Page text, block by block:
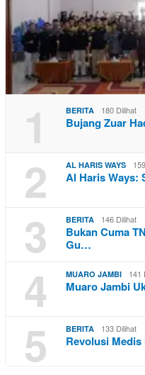
1 BERITA 180 Dilihat
Bujang Zuar
2 AL HARIS WAYS
Al Haris Ways:
3 BERITA 146 Dilihat
Bukan Cuma
Gu…
4 MUARO JAMBI 141
Muaro Jambi
5 BERITA 133 Dilihat
Revolusi